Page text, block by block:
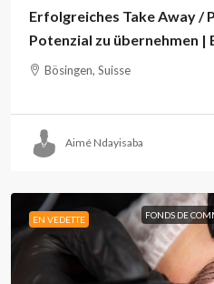
Erfolgreiches Take Away /
Potenzial zu übernehmen |
Bösingen, Suisse
Aimé Ndayisaba
EN VEDETTE FONDS DE